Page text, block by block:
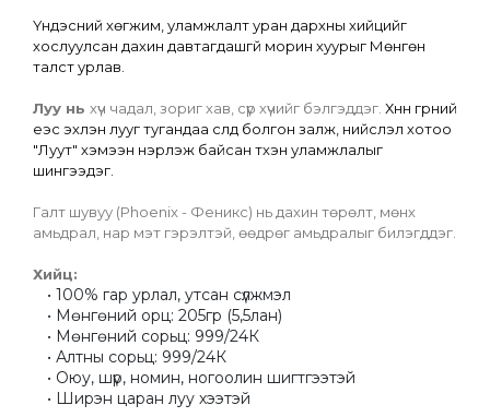
Үндэсний хөгжим, уламжлалт уран дархны хийцийг
хослуулсан дахин давтагдашгүй морин хуурыг Мөнгөн
талст урлав.
Луу нь хүч чадал, зориг хав, сүр хүчийг бэлгэддэг. Хүннү гүрний
үеэс эхлэн лууг тугандаа сүлд болгон залж, нийслэл хотоо
"Луут" хэмээн нэрлэж байсан түүхэн уламжлалыг
шингээдэг.
Галт шувуу (Phoenix - Феникс) нь дахин төрөлт, мөнх
амьдрал, нар мэт гэрэлтэй, өөдрөг амьдралыг билэгддэг.
Хийц:
100% гар урлал, утсан сүлжмэл
Мөнгөний орц: 205гр (5,5лан)
Мөнгөний сорьц: 999/24К
Алтны сорьц: 999/24К
Оюу, шүр, номин, ногоолин шигтгээтэй
Ширэн царан луу хээтэй